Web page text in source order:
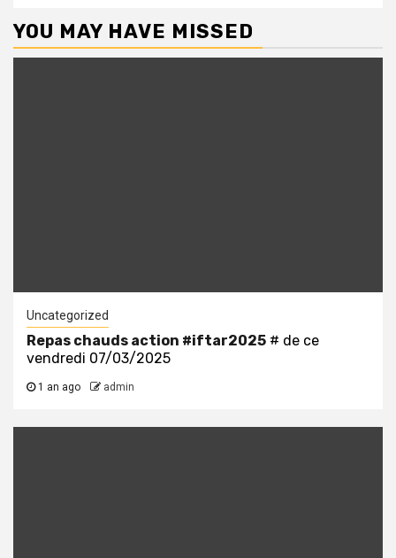
YOU MAY HAVE MISSED
Uncategorized
Repas chauds action #iftar2025 # de ce
vendredi 07/03/2025
1 an ago admin